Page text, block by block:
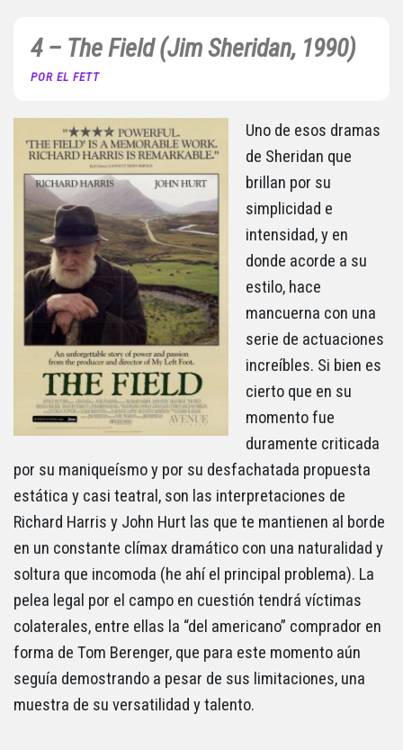
4 – The Field (Jim Sheridan, 1990)
POR EL FETT
Uno de esos dramas
de Sheridan que
brillan por su
simplicidad e
intensidad, y en
donde acorde a su
estilo, hace
mancuerna con una
serie de actuaciones
increíbles. Si bien es
cierto que en su
momento fue
duramente criticada
por su maniqueísmo y por su desfachatada propuesta
estática y casi teatral, son las interpretaciones de
Richard Harris y John Hurt las que te mantienen al borde
en un constante clímax dramático con una naturalidad y
soltura que incomoda (he ahí el principal problema). La
pelea legal por el campo en cuestión tendrá víctimas
colaterales, entre ellas la “del americano” comprador en
forma de Tom Berenger, que para este momento aún
seguía demostrando a pesar de sus limitaciones, una
muestra de su versatilidad y talento.